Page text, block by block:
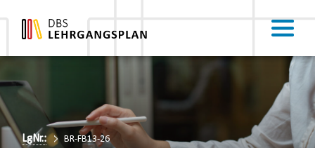
LgNr.: BR-FB13-26